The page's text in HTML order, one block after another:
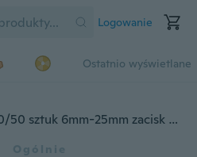
Logowanie
Ostatnio wyświetlane
Ty wybierasz ! 4 kolory 100/50 sztuk 6mm-25mm zacisk wstążki, zapięcie, znalezienie metalu, znalezienie biżuterii, metalowy zacisk wstążki, koniec wstążki
Ogólnie